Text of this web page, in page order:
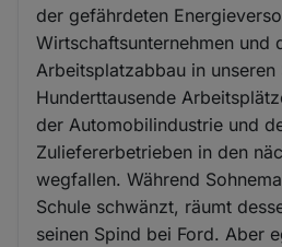
der gefährdeten
Wirtschaftsunternehmen und
Arbeitsplatzabbau in unseren
Hunderttausende
der Automobilindustrie und
Zuliefererbetrieben in den
wegfallen. Während
Schule schwänzt, räumt
seinen Spind bei Ford. Aber